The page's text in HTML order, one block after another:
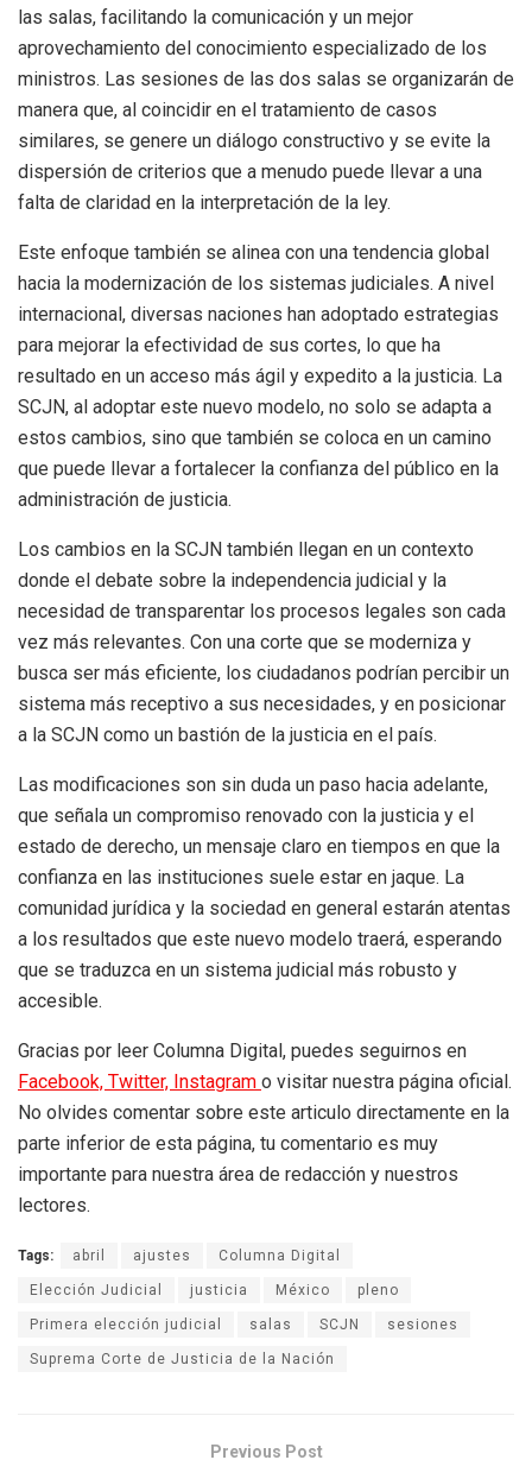
las salas, facilitando la comunicación y un mejor
aprovechamiento del conocimiento especializado de los
ministros. Las sesiones de las dos salas se organizarán de
manera que, al coincidir en el tratamiento de casos
similares, se genere un diálogo constructivo y se evite la
dispersión de criterios que a menudo puede llevar a una
falta de claridad en la interpretación de la ley.
Este enfoque también se alinea con una tendencia global
hacia la modernización de los sistemas judiciales. A nivel
internacional, diversas naciones han adoptado estrategias
para mejorar la efectividad de sus cortes, lo que ha
resultado en un acceso más ágil y expedito a la justicia. La
SCJN, al adoptar este nuevo modelo, no solo se adapta a
estos cambios, sino que también se coloca en un camino
que puede llevar a fortalecer la confianza del público en la
administración de justicia.
Los cambios en la SCJN también llegan en un contexto
donde el debate sobre la independencia judicial y la
necesidad de transparentar los procesos legales son cada
vez más relevantes. Con una corte que se moderniza y
busca ser más eficiente, los ciudadanos podrían percibir un
sistema más receptivo a sus necesidades, y en posicionar
a la SCJN como un bastión de la justicia en el país.
Las modificaciones son sin duda un paso hacia adelante,
que señala un compromiso renovado con la justicia y el
estado de derecho, un mensaje claro en tiempos en que la
confianza en las instituciones suele estar en jaque. La
comunidad jurídica y la sociedad en general estarán atentas
a los resultados que este nuevo modelo traerá, esperando
que se traduzca en un sistema judicial más robusto y
accesible.
Gracias por leer Columna Digital, puedes seguirnos en
Facebook, Twitter, Instagram o visitar nuestra página oficial.
No olvides comentar sobre este articulo directamente en la
parte inferior de esta página, tu comentario es muy
importante para nuestra área de redacción y nuestros
lectores.
Tags: abril ajustes Columna Digital
Elección Judicial justicia México pleno
Primera elección judicial salas SCJN sesiones
Suprema Corte de Justicia de la Nación
Previous Post